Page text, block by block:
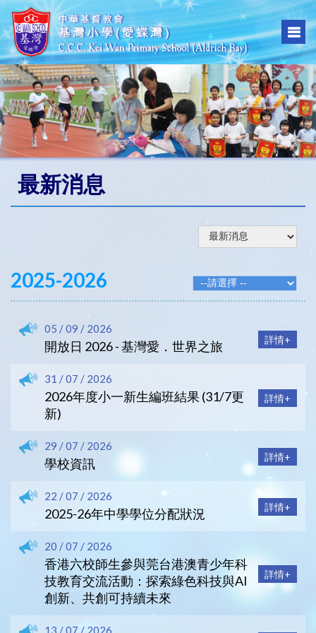
最新消息
2025-2026
05 / 09 / 2026
開放日 2026 - 基灣愛．世界之旅 詳情+
31 / 07 / 2026
2026年度小一新生編班結果 (31/7更
新)
詳情+
29 / 07 / 2026
學校資訊 詳情+
22 / 07 / 2026
2025-26年中學學位分配狀況 詳情+
20 / 07 / 2026
香港六校師生參與莞台港澳青少年科
技教育交流活動：探索綠色科技與AI
創新、共創可持續未來
詳情+
13 / 07 / 2026